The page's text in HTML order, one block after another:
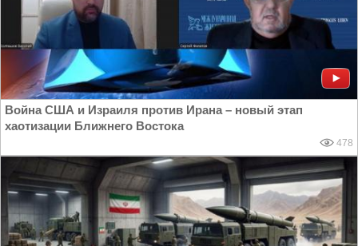
Война США и Израиля против Ирана – новый этап
хаотизации Ближнего Востока
478